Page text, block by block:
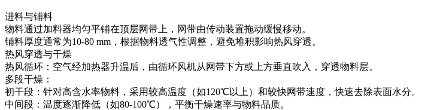
进料与铺料
物料通过加料器均匀平铺在顶层网带上，网带由传动装置拖动缓慢移动。
铺料厚度通常为10-80 mm，根据物料透气性调整，避免堆积影响热风穿透。
热风穿透与干燥
热风循环：空气经加热器升温后，由循环风机从网带下方或上方垂直吹入，穿透物料层。
多段干燥：
初干段：针对高含水率物料，采用较高温度（如120℃以上）和较快网带速度，快速去除表面水分。
中间段：温度逐渐降低（如80-100℃），平衡干燥速率与物料品质。